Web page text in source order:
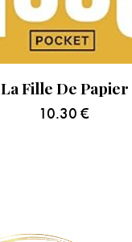
La Fille De Papier
10.30 €